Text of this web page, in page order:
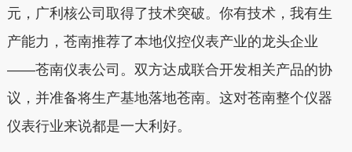
元，广利核公司取得了技术突破。你有技术，我有生
产能力，苍南推荐了本地仪控仪表产业的龙头企业
——苍南仪表公司。双方达成联合开发相关产品的协
议，并准备将生产基地落地苍南。这对苍南整个仪器
仪表行业来说都是一大利好。